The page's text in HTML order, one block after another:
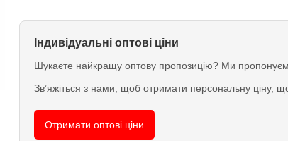
Індивідуальні оптові ціни
Шукаєте найкращу оптову пропозицію? Ми
Зв’яжіться з нами, щоб отримати персональну ціну,
Отримати оптові ціни